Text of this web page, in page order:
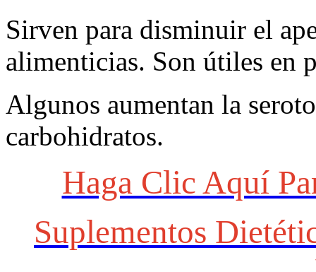
Sirven para disminuir el
alimenticias. Son útiles en
Algunos aumentan la
carbohidratos.
Haga Clic Aquí
Suplementos